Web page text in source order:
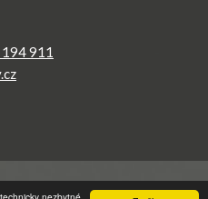
911
práva vyhrazena.